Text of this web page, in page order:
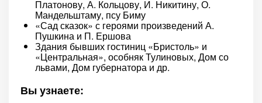
Платонову, А. Кольцову, И. Никитину, О.
Мандельштаму, псу Биму
«Сад сказок» с героями произведений А.
Пушкина и П. Ершова
Здания бывших гостиниц «Бристоль» и
«Центральная», особняк Тулиновых, Дом со
львами, Дом губернатора и др.
Вы узнаете: